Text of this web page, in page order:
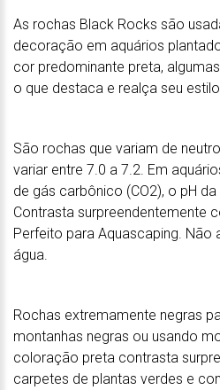
As rochas Black Rocks são
decoração em aquários
cor predominante preta,
o que destaca e realça seu
São rochas que variam de
variar entre 7.0 a 7.2. Em
de gás carbônico (CO2), o pH
Contrasta surpreendentemente
Perfeito para Aquascaping. Não
água.
Rochas extremamente negras
montanhas negras ou usando
coloração preta contrasta
carpetes de plantas verdes e